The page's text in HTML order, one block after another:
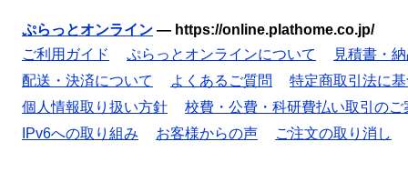
ぷらっとオンライン — https://online.plathome.co.jp/
ご利用ガイド
ぷらっとオンラインについて
見積書・
配送・決済について
よくあるご質問
特定商取引法に
個人情報取り扱い方針
校費・公費・科研費払い取引のご
IPv6への取り組み
お客様からの声 ご注文の取り消し